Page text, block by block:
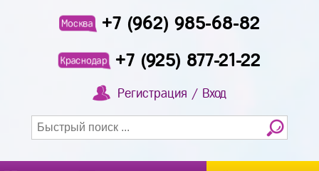
Москва +7 (962) 985-68-82
Краснодар +7 (925) 877-21-22
Регистрация / Вход